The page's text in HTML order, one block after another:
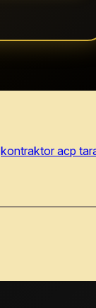
kontraktor acp